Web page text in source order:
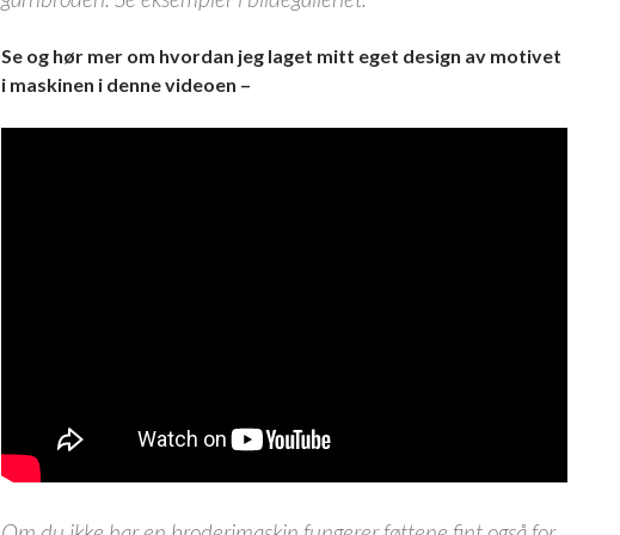
Se og hør mer om hvordan jeg laget mitt eget design av motivet
i maskinen i denne videoen –